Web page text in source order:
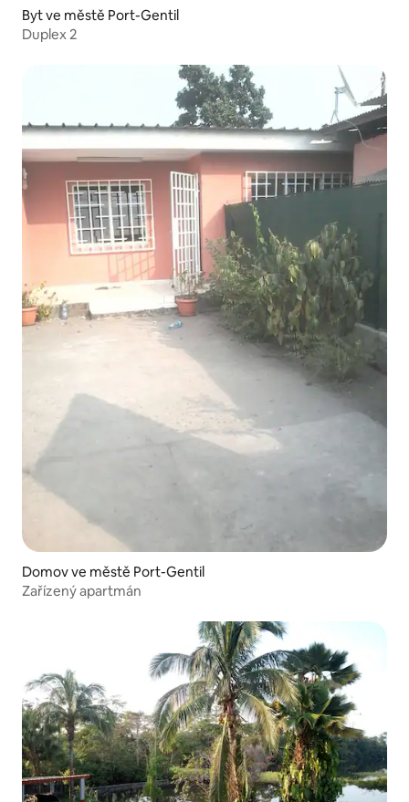
Byt ve městě Port-Gentil
Duplex 2
Domov ve městě Port-Gentil
Zařízený apartmán